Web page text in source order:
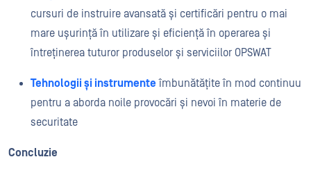
cursuri de instruire avansată și certificări pentru o mai
mare ușurință în utilizare și eficiență în operarea și
întreținerea tuturor produselor și serviciilor OPSWAT
Tehnologii și instrumente îmbunătățite în mod continuu
pentru a aborda noile provocări și nevoi în materie de
securitate
Concluzie